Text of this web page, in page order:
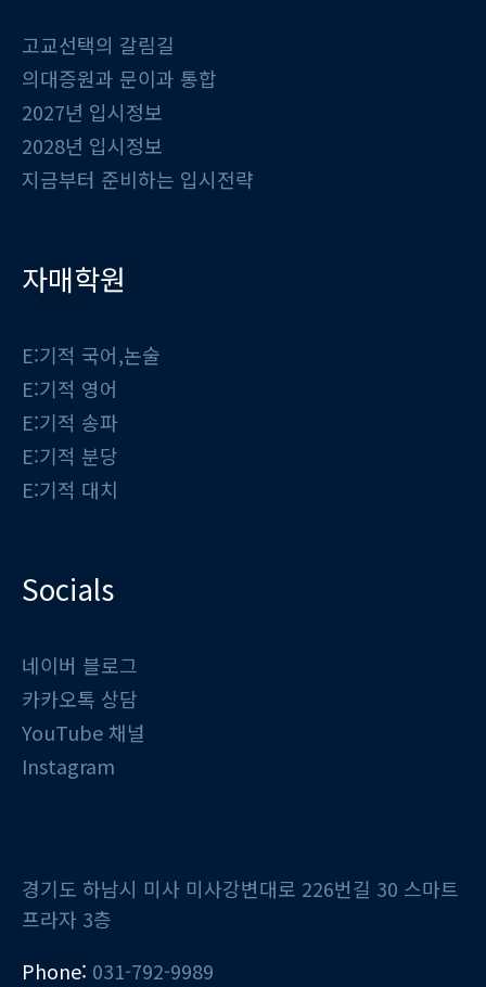
고교선택의 갈림길
의대증원과 문이과 통합
2027년 입시정보
2028년 입시정보
지금부터 준비하는 입시전략
자매학원
E:기적 국어,논술
E:기적 영어
E:기적 송파
E:기적 분당
E:기적 대치
Socials
네이버 블로그
카카오톡 상담
YouTube 채널
Instagram
경기도 하남시 미사 미사강변대로 226번길 30 스마트
프라자 3층
Phone: 031-792-9989